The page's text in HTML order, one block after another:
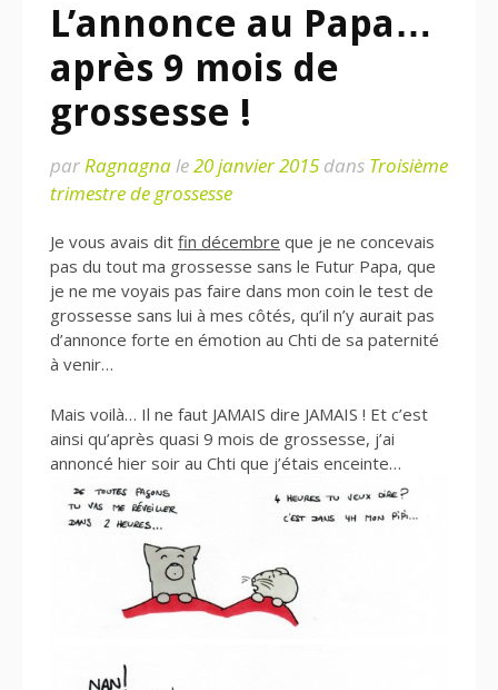
L’annonce au Papa…
après 9 mois de
grossesse !
parRagnagnale20 janvier 2015 dans Troisième
trimestre de grossesse
Je vous avais dit fin décembre que je ne concevais
pas du tout ma grossesse sans le Futur Papa, que
je ne me voyais pas faire dans mon coin le test de
grossesse sans lui à mes côtés, qu’il n’y aurait pas
d’annonce forte en émotion au Chti de sa paternité
à venir…
Mais voilà… Il ne faut JAMAIS dire JAMAIS ! Et c’est
ainsi qu’après quasi 9 mois de grossesse, j’ai
annoncé hier soir au Chti que j’étais enceinte…